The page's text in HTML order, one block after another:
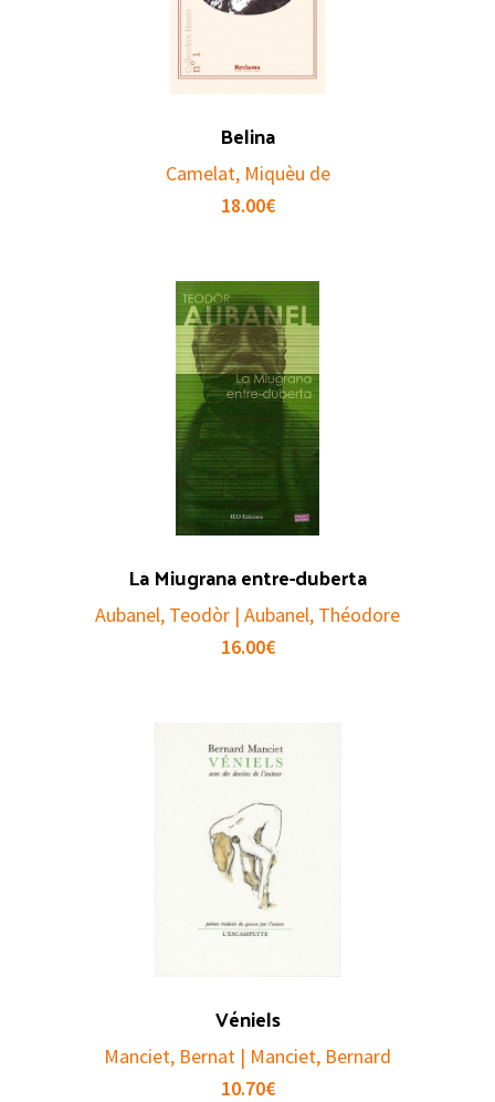
Belina
Camelat, Miquèu de
18.00€
La Miugrana entre-duberta
Aubanel, Teodòr | Aubanel, Théodore
16.00€
Véniels
Manciet, Bernat | Manciet, Bernard
10.70€